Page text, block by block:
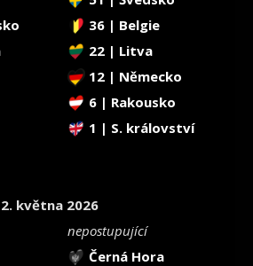
36 | Belgie
22 | Litva
12 | Německo
6 | Rakousko
1 | S. království
května 2026
nepostupující
Černá Hora